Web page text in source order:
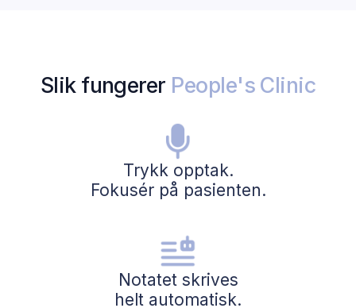
Slik fungerer People's Clinic
Trykk opptak.
Fokusér på pasienten.
Notatet skrives
helt automatisk.